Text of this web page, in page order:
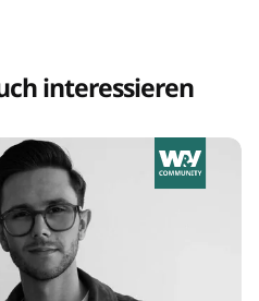
interessieren